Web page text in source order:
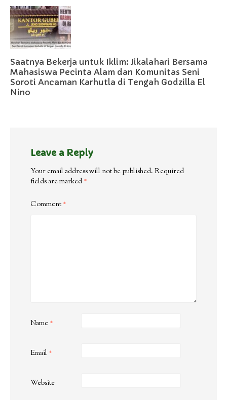
Saatnya Bekerja untuk Iklim: Jikalahari Bersama
Mahasiswa Pecinta Alam dan Komunitas Seni
Soroti Ancaman Karhutla di Tengah Godzilla El
Nino
Leave a Reply
Your email address will not be published. Required
fields are marked *
Comment*
Name *
Email *
Website